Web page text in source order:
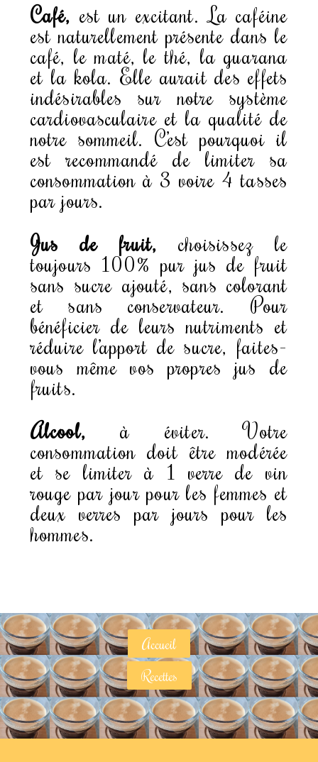
Café, est un excitant. La caféine
est naturellement présente dans le
café, le maté, le thé, la guarana
et la kola. Elle aurait des effets
indésirables sur notre système
cardiovasculaire et la qualité de
notre sommeil. C’est pourquoi il
est recommandé de limiter sa
consommation à 3 voire 4 tasses
par jours.
Jus de fruit, choisissez le
toujours 100% pur jus de fruit
sans sucre ajouté, sans colorant
et sans conservateur. Pour
bénéficier de leurs nutriments et
réduire l’apport de sucre, faites-
vous même vos propres jus de
fruits.
Alcool, à éviter. Votre
consommation doit être modérée
et se limiter à 1 verre de vin
rouge par jour pour les femmes et
deux verres par jours pour les
hommes.
Recettes
Accueil